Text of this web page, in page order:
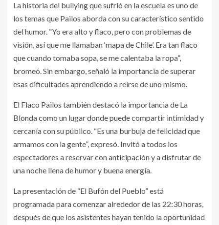
La historia del bullying que sufrió en la escuela es uno de
los temas que Pailos aborda con su característico sentido
del humor. “Yo era alto y flaco, pero con problemas de
visión, así que me llamaban ‘mapa de Chile’. Era tan flaco
que cuando tomaba sopa, se me calentaba la ropa”,
bromeó. Sin embargo, señaló la importancia de superar
esas dificultades aprendiendo a reírse de uno mismo.
El Flaco Pailos también destacó la importancia de La
Blonda como un lugar donde puede compartir intimidad y
cercanía con su público. “Es una burbuja de felicidad que
armamos con la gente”, expresó. Invitó a todos los
espectadores a reservar con anticipación y a disfrutar de
una noche llena de humor y buena energía.
La presentación de “El Bufón del Pueblo” está
programada para comenzar alrededor de las 22:30 horas,
después de que los asistentes hayan tenido la oportunidad